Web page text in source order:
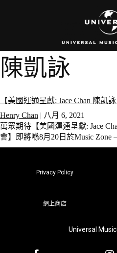
陳凱詠
【美國運通呈獻: Jace Chan 陳凱
Henry Chan | 八月 6, 2021
萬眾期待【美國運通呈獻: Jace
會】即將喺8月20日於Music Zone
Privacy Policy
網上商店
Universal